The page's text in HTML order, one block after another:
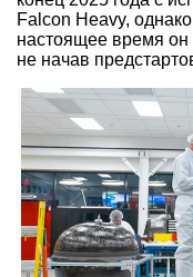
Falcon Heavy,
настоящее время он
не начав